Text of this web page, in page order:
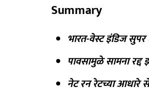
Summary
भारत-वेस्ट इंडिज
पावसामुळे सामना
नेट रन रेटच्या आधारे